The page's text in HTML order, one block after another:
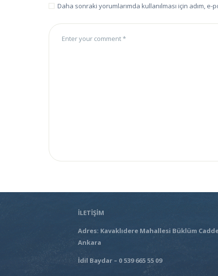
Daha sonraki yorumlarımda kullanılması için adım,
İLETİŞİM
Adres: Kavaklıdere Mahallesi Büklüm
Ankara
İdil Baydar – 0 539 665 55 09